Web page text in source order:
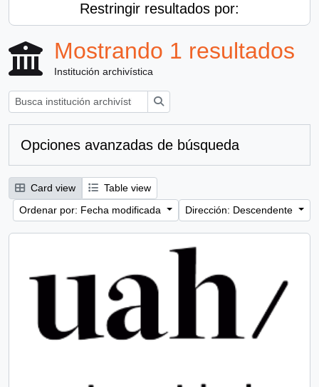
Restringir resultados por:
Mostrando 1 resultados
Institución archivística
Opciones avanzadas de búsqueda
Card view
Table view
Ordenar por: Fecha modificada
Dirección: Descendente